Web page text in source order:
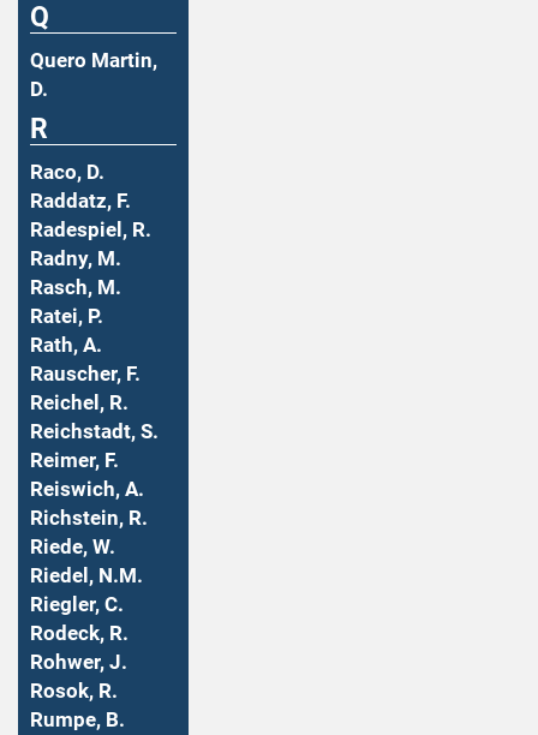
Q
Quero Martin,
D.
R
Raco, D.
Raddatz, F.
Radespiel, R.
Radny, M.
Rasch, M.
Ratei, P.
Rath, A.
Rauscher, F.
Reichel, R.
Reichstadt, S.
Reimer, F.
Reiswich, A.
Richstein, R.
Riede, W.
Riedel, N.M.
Riegler, C.
Rodeck, R.
Rohwer, J.
Rosok, R.
Rumpe, B.